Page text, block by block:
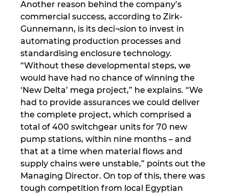
Another reason behind the company’s
commercial success, according to Zirk-
Gunnemann, is its deci¬sion to invest in
automating production processes and
standardising enclosure technology.
“Without these developmental steps, we
would have had no chance of winning the
‘New Delta’ mega project,” he explains. “We
had to provide assurances we could deliver
the complete project, which comprised a
total of 400 switchgear units for 70 new
pump stations, within nine months – and
that at a time when material flows and
supply chains were unstable,” points out the
Managing Director. On top of this, there was
tough competition from local Egyptian
Ukraine
United Arab Emirates
United Kingdom
United States